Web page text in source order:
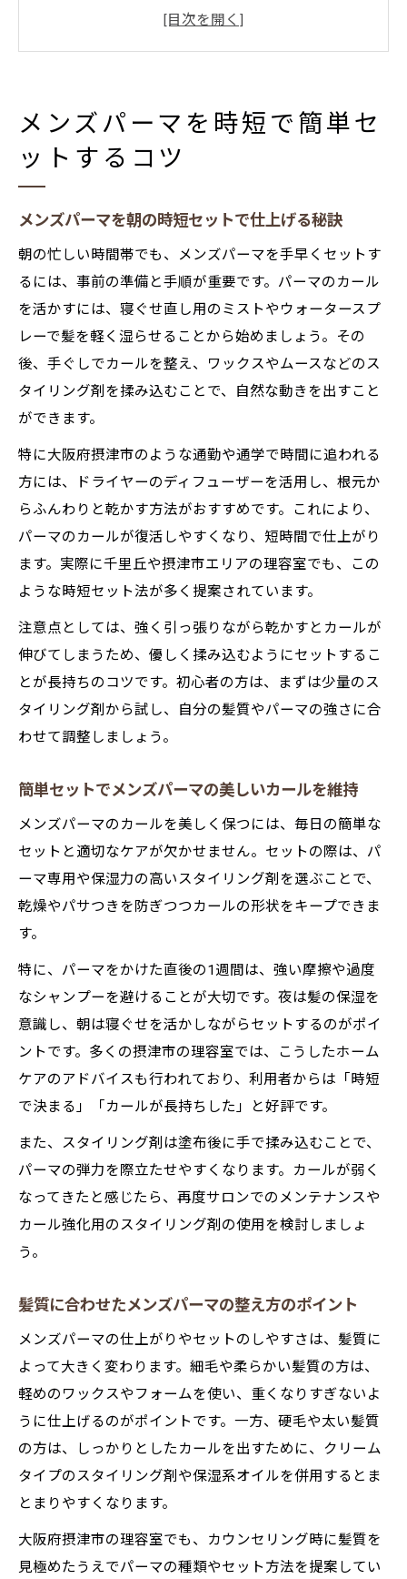
簡単セットでメンズパーマの美しいカール
千里丘の理容室で学ぶ簡単セット術とは
摂津市エリアで人気のメンズパーマ時短テ
忙しい朝も楽々決まるパーマの秘訣
忙しい朝もメンズパーマで簡単に決まる方
法
朝のセットをラクにするメンズパーマのコ
ツ
簡単セットで長持ちするパーマの秘訣を解
説
摂津市理容室の時短パーマセット術が人気
メンズパーマで毎朝の手間を減らすポイン
ト
髪質に合わせたパーマの長持ちケア術
メンズパーマを髪質別で長持ちさせる方法
ダメージを抑えるメンズパーマのケア術紹
介
千里丘周辺で人気のメンズパーマ長持ち対
策
保湿シャンプーでメンズパーマが長持ちす
る理由
髪質改善も叶うメンズパーマのケア方法
簡単セットで印象が変わるメンズパーマ
摂津市理容室で学ぶメンズパーマの魅力的
簡単セット術で毎日新鮮なメンズパーマを
演出
短髪でも映えるパーマの楽しみ方とは
短髪でもメンズパーマでおしゃれを楽しむ
コツ
最適な長さで決まるメンズパーマの取り入
れ方
メンズパーマは短髪スタイルにも最適な理
由
短髪男性向けメンズパーマの簡単セット術
メンズパーマでおしゃれを叶える新常識
メンズパーマで叶う手軽なおしゃれスタイ
ル
簡単セットの新常識で習慣化するメンズパ
ーマ
千里丘発メンズパーマおしゃれの最新トレ
ンド
メンズパーマを時短で簡単セ
ットするコツ
メンズパーマを朝の時短セットで仕上げる秘訣
朝の忙しい時間帯でも、メンズパーマを手早くセットす
るには、事前の準備と手順が重要です。パーマのカール
を活かすには、寝ぐせ直し用のミストやウォータースプ
レーで髪を軽く湿らせることから始めましょう。その
後、手ぐしでカールを整え、ワックスやムースなどのス
タイリング剤を揉み込むことで、自然な動きを出すこと
ができます。
特に大阪府摂津市のような通勤や通学で時間に追われる
方には、ドライヤーのディフューザーを活用し、根元か
らふんわりと乾かす方法がおすすめです。これにより、
パーマのカールが復活しやすくなり、短時間で仕上がり
ます。実際に千里丘や摂津市エリアの理容室でも、この
ような時短セット法が多く提案されています。
注意点としては、強く引っ張りながら乾かすとカールが
伸びてしまうため、優しく揉み込むようにセットするこ
とが長持ちのコツです。初心者の方は、まずは少量のス
タイリング剤から試し、自分の髪質やパーマの強さに合
わせて調整しましょう。
簡単セットでメンズパーマの美しいカールを維持
メンズパーマのカールを美しく保つには、毎日の簡単な
セットと適切なケアが欠かせません。セットの際は、パ
ーマ専用や保湿力の高いスタイリング剤を選ぶことで、
乾燥やパサつきを防ぎつつカールの形状をキープできま
す。
特に、パーマをかけた直後の1週間は、強い摩擦や過度
なシャンプーを避けることが大切です。夜は髪の保湿を
意識し、朝は寝ぐせを活かしながらセットするのがポイ
ントです。多くの摂津市の理容室では、こうしたホーム
ケアのアドバイスも行われており、利用者からは「時短
で決まる」「カールが長持ちした」と好評です。
また、スタイリング剤は塗布後に手で揉み込むことで、
パーマの弾力を際立たせやすくなります。カールが弱く
なってきたと感じたら、再度サロンでのメンテナンスや
カール強化用のスタイリング剤の使用を検討しましょ
う。
髪質に合わせたメンズパーマの整え方のポイント
メンズパーマの仕上がりやセットのしやすさは、髪質に
よって大きく変わります。細毛や柔らかい髪質の方は、
軽めのワックスやフォームを使い、重くなりすぎないよ
うに仕上げるのがポイントです。一方、硬毛や太い髪質
の方は、しっかりとしたカールを出すために、クリーム
タイプのスタイリング剤や保湿系オイルを併用するとま
とまりやすくなります。
大阪府摂津市の理容室でも、カウンセリング時に髪質を
見極めたうえでパーマの種類やセット方法を提案してい